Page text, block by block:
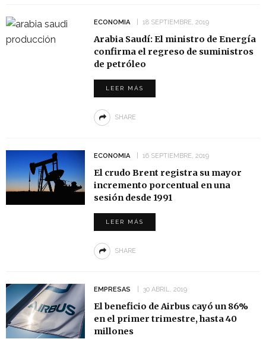
ECONOMIA 18 SEPTIEMBRE, 2019
Arabia Saudí: El ministro de Energía
confirma el regreso de suministros
de petróleo
LEER MÁS
SHARE
ECONOMIA 16 SEPTIEMBRE, 2019
El crudo Brent registra su mayor
incremento porcentual en una
sesión desde 1991
LEER MÁS
SHARE
EMPRESAS 30 ABRIL, 2019
El beneficio de Airbus cayó un 86%
en el primer trimestre, hasta 40
millones